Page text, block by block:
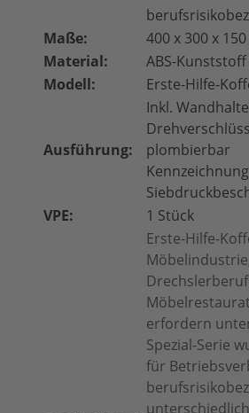
Maße:
400 x 300 x
Material:
ABS-
Modell:
Erste-Hilfe-
Ausführung:
Inkl.
plombierbar
VPE:
1 Stück
Erste-Hilfe-
erfordern
Spezial-Serie
für